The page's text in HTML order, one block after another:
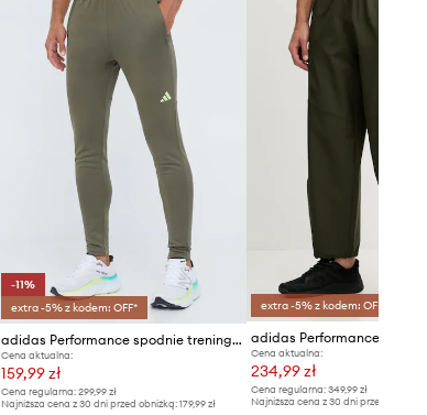
-11%
extra -5% z kodem: OFF*
adidas Performance spodnie treningowe Train Essentials Seasonal
Cena aktualna:
159,99 zł
Cena regularna:299,99 zł
Najniższa cena z 30 dni przed obniżką:179,99 zł
extra -5% z kodem: OFF*
Cena aktualna:
234,99 zł
Cena regularna: 349,99 zł
Najniższa cena z 30 dni przed obniżką: